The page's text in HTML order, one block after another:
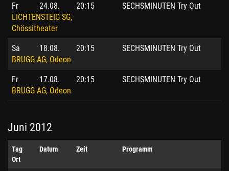
Fr 24.08.
20:15
LICHTENSTEIG SG,
Chössitheater
SECHSMINUTEN Try Out
Sa 18.08.
20:15
BRUGG AG, Odeon
SECHSMINUTEN Try Out
Fr 17.08.
20:15
BRUGG AG, Odeon
SECHSMINUTEN Try Out
Juni 2012
Tag Datum
Zeit
Ort
Programm